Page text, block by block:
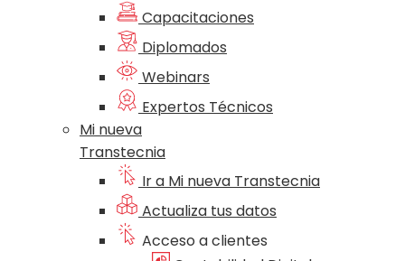
Capacitaciones
Diplomados
Webinars
Expertos Técnicos
Mi nueva
Transtecnia
Ir a Mi nueva Transtecnia
Actualiza tus datos
Acceso a clientes